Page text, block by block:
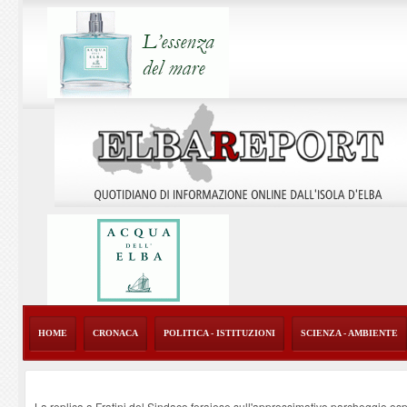
HOME CRONACA POLITICA - ISTITUZIONI SCIENZA - AMBIENTE